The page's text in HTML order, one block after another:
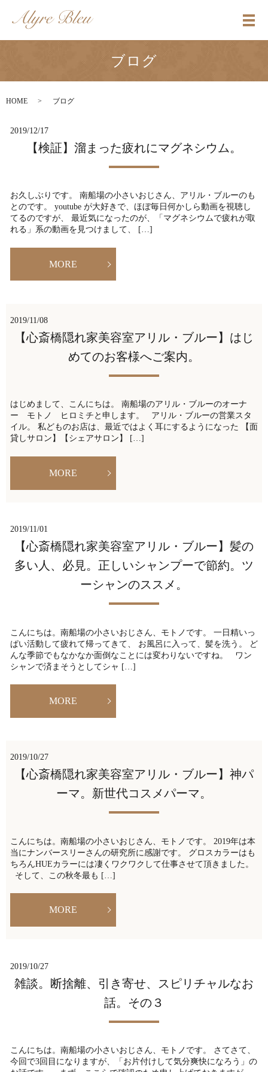
メ
ブログ
HOME ブログ
2019/12/17
【検証】溜まった疲れにマグネシウム。
お久しぶりです。 南船場の小さいおじさん、アリル・ブルーのも
とのです。 youtube が大好きで、ほぼ毎日何かしら動画を視聴し
てるのですが、 最近気になったのが、「マグネシウムで疲れが取
れる」系の動画を見つけまして、 […]
MORE
2019/11/08
【心斎橋隠れ家美容室アリル・ブルー】はじ
めてのお客様へご案内。
はじめまして、こんにちは。 南船場のアリル・ブルーのオーナ
ー モトノ ヒロミチと申します。 アリル・ブルーの営業スタ
イル。 私どものお店は、最近ではよく耳にするようになった 【面
貸しサロン】【シェアサロン】 […]
MORE
2019/11/01
【心斎橋隠れ家美容室アリル・ブルー】髪の
多い人、必見。正しいシャンプーで節約。ツ
ーシャンのススメ。
こんにちは。南船場の小さいおじさん、モトノです。 一日精いっ
ぱい活動して疲れて帰ってきて、 お風呂に入って、髪を洗う。 ど
んな季節でもなかなか面倒なことには変わりないですね。 ワン
シャンで済まそうとしてシャ […]
MORE
2019/10/27
【心斎橋隠れ家美容室アリル・ブルー】神パ
ーマ。新世代コスメパーマ。
こんにちは。南船場の小さいおじさん、モトノです。 2019年は本
当にナンバースリーさんの研究所に感謝です。 グロスカラーはも
ちろんHUEカラーには凄くワクワクして仕事させて頂きました。
そして、この秋冬最も […]
MORE
2019/10/27
雑談。断捨離、引き寄せ、スピリチャルなお
話。その３
こんにちは。南船場の小さいおじさん、モトノです。 さてさて、
今回で3回目になりますが、「お片付けして気分爽快になろう」の